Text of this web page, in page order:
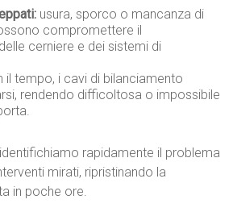
usura, sporco o mancanza di
compromettere il
cerniere e dei sistemi di
il tempo, i cavi di bilanciamento
rendendo difficoltosa o impossibile
identifichiamo rapidamente il problema
mirati, ripristinando la
in poche ore.